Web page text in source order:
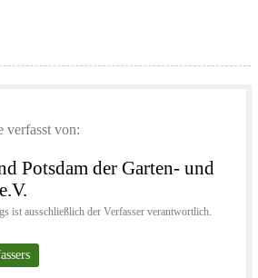
verfasst von:
Potsdam der Garten- und
ist ausschließlich der Verfasser verantwortlich.